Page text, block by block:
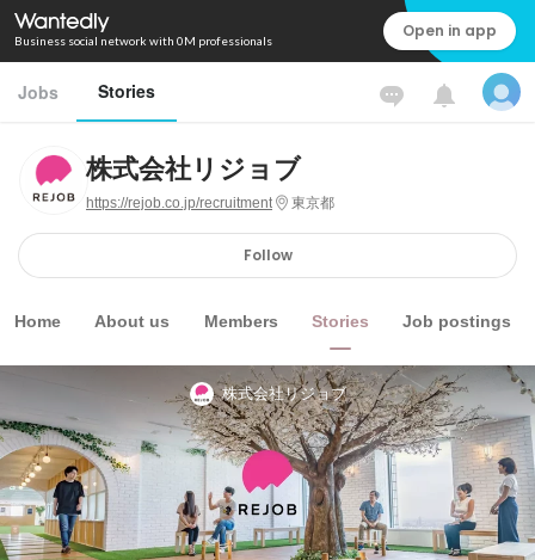
Business social network with 0M professionals Open in app
Jobs Stories
株式会社リジョブ
https://rejob.co.jp/recruitment 東京都
Follow
Home About us Members Stories Job postings
株式会社リジョブ